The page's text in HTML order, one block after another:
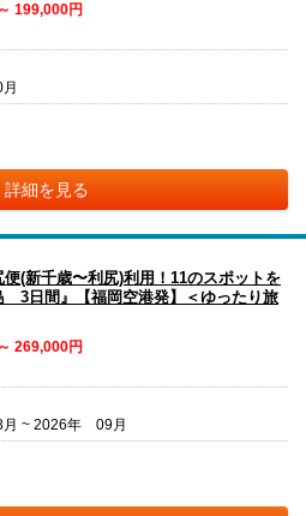
199,000円
詳細を見る
(新千歳〜利尻)利用！11のスポットを
3日間』【福岡空港発】＜ゆったり旅
269,000円
~ 2026年 09月